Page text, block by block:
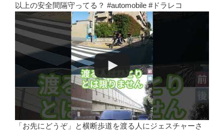
以上の安全間隔守ってる？ #automobile #ドラレコ
「お先にどうぞ」と横断歩道を渡る人にジェスチャーさ